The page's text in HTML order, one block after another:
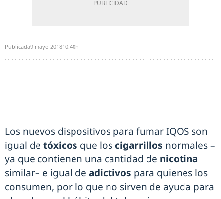
Publicada9 mayo 201810:40h
Los nuevos dispositivos para fumar IQOS son
igual de tóxicos que los cigarrillos normales –
ya que contienen una cantidad de nicotina
similar– e igual de adictivos para quienes los
consumen, por lo que no sirven de ayuda para